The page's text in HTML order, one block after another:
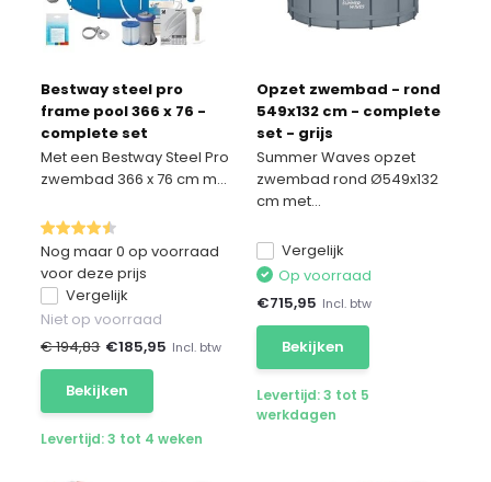
Bestway steel pro
frame pool 366 x 76 -
complete set
Met een Bestway Steel Pro
zwembad 366 x 76 cm m...
Nog maar 0 op voorraad
voor deze prijs
Vergelijk
Niet op voorraad
€ 194,83 €185,95 Incl. btw
Bekijken
Levertijd: 3 tot 4 weken
Opzet zwembad - rond
549x132 cm - complete
set - grijs
Summer Waves opzet
zwembad rond Ø549x132
cm met...
Vergelijk
Op voorraad
€715,95 Incl. btw
Bekijken
Levertijd: 3 tot 5
werkdagen